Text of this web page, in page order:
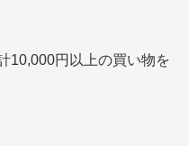
10,000円以上の買い物を